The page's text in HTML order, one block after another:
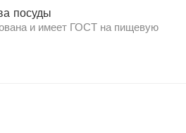
посуды
и имеет ГОСТ на пищевую